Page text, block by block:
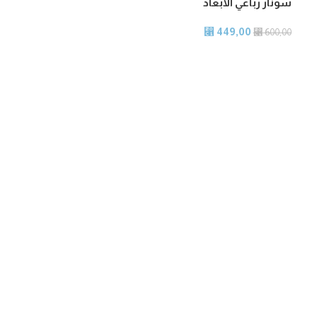
⃁600,00
⃁ 449,00